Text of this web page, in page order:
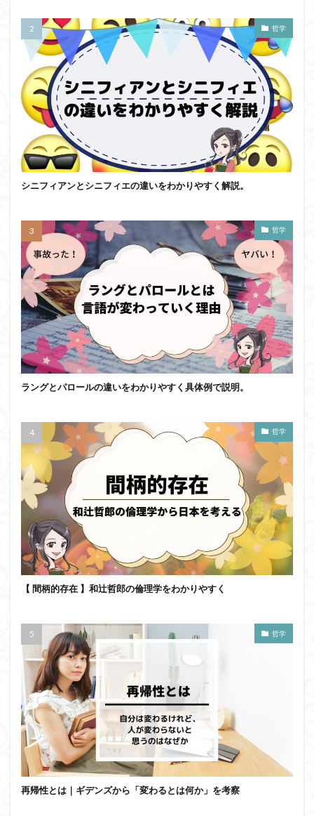
哲学
シニフィアンとシニフィエの違いをわかりやすく解説。
哲学
ラングとパロールの違いをわかりやすく具体例で説明。
哲学
【 間柄的存在 】和辻哲郎の倫理学をわかりやすく
哲学
再帰性とは｜ギデンズから「変わるとは何か」を考察